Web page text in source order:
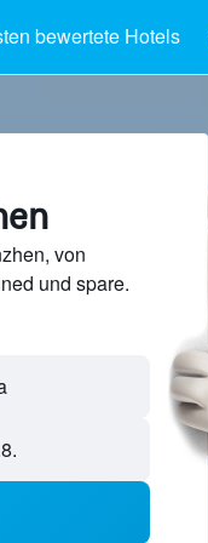
bewertete Hotels
von
und spare.